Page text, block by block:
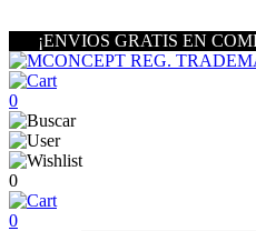
¡ENVIOS GRATIS EN
0
0
0